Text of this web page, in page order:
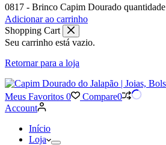
0817 - Brinco Capim Dourado quantidade
Adicionar ao carrinho
Shopping Cart
Seu carrinho está vazio.
Retornar para a loja
Meus Favoritos 0 Compare0
Account
Início
Loja